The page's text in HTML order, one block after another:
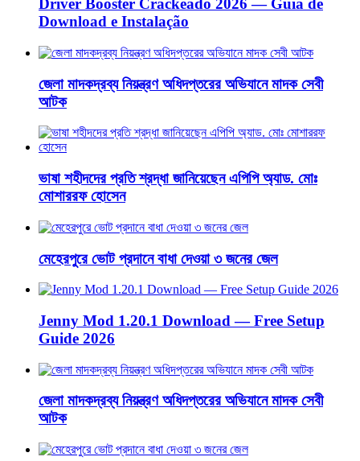
Driver Booster Crackeado 2026 — Guia de
Download e Instalação
জেলা মাদকদ্রব্য নিয়ন্ত্রণ অধিদপ্তরের অভিযানে মাদক সেবী
আটক
ভাষা শহীদদের প্রতি শ্রদ্ধা জানিয়েছেন এপিপি অ্যাড. মোঃ
মোশাররফ হোসেন
মেহেরপুরে ভোট প্রদানে বাধা দেওয়া ৩ জনের জেল
Jenny Mod 1.20.1 Download — Free Setup
Guide 2026
জেলা মাদকদ্রব্য নিয়ন্ত্রণ অধিদপ্তরের অভিযানে মাদক সেবী
আটক